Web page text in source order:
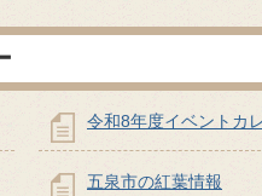
令和8年度イベントカ
五泉市の紅葉情報